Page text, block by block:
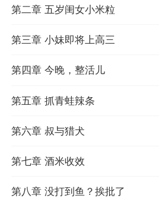
第二章 五岁闺女小米粒
第三章 小妹即将上高三
第四章 今晚，整活儿
第五章 抓青蛙辣条
第六章 叔与猎犬
第七章 酒米收效
第八章 没打到鱼？挨批了